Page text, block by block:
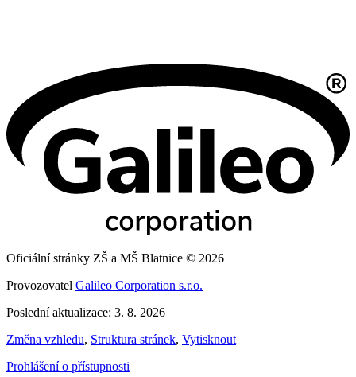
Oficiální stránky ZŠ a MŠ Blatnice © 2026
Provozovatel Galileo Corporation s.r.o.
Poslední aktualizace: 3. 8. 2026
Změna vzhledu, Struktura stránek, Vytisknout
Prohlášení o přístupnosti